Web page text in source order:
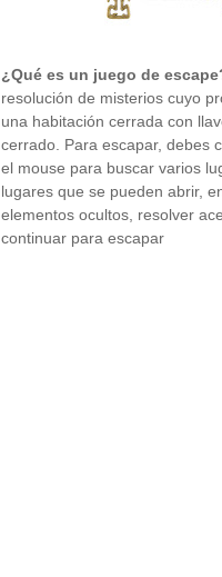
¿Qué es un juego de
resolución de misterios cuyo
una habitación cerrada con
cerrado. Para escapar, debes
el mouse para buscar varios
lugares que se pueden abrir,
elementos ocultos, resolver
continuar para escapar